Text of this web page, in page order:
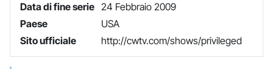
Data di fine serie 24 Febbraio 2009
Paese
USA
Sito ufficiale
http://cwtv.com/shows/privileged